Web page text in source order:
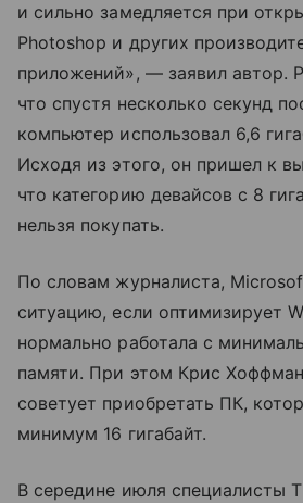
и сильно замедляется при
Photoshop и других
приложений», — заявил автор.
что спустя несколько секунд
компьютер использовал 6,6
Исходя из этого, он пришел к
что категорию девайсов с 8
нельзя покупать.
По словам журналиста,
ситуацию, если оптимизирует
нормально работала с
памяти. При этом Крис
советует приобретать ПК,
минимум 16 гигабайт.
В середине июля специалисты